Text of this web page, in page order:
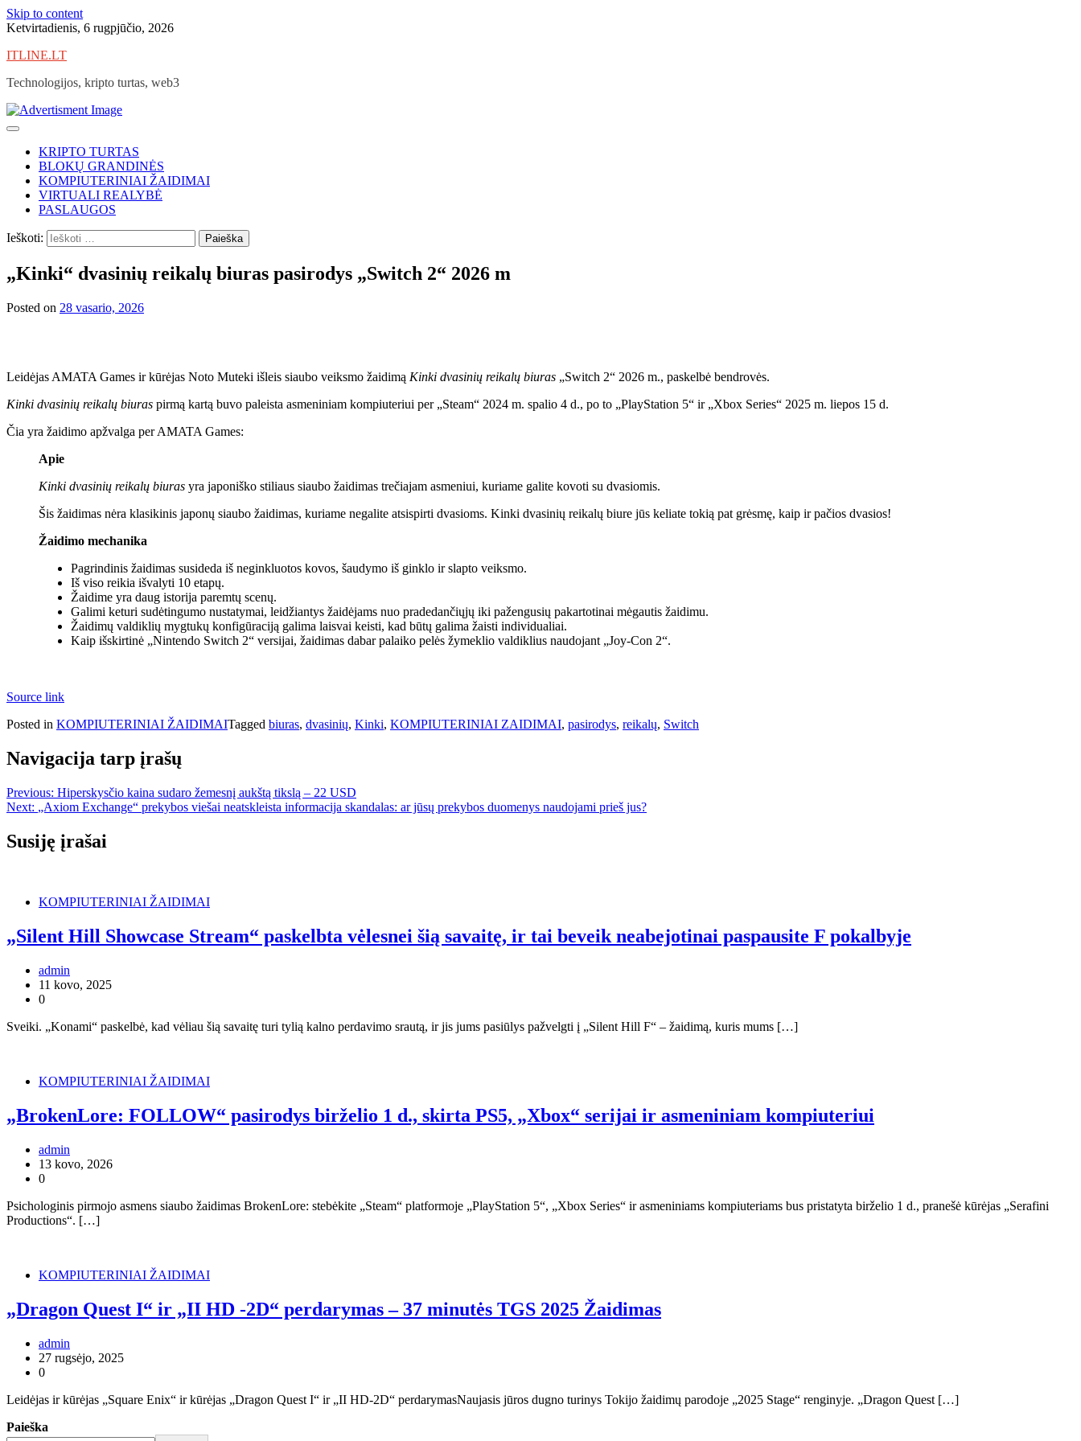
Skip to content
Ketvirtadienis, 6 rugpjūčio, 2026
ITLINE.LT
Technologijos, kripto turtas, web3
KRIPTO TURTAS
BLOKŲ GRANDINĖS
KOMPIUTERINIAI ŽAIDIMAI
VIRTUALI REALYBĖ
PASLAUGOS
Ieškoti:
„Kinki“ dvasinių reikalų biuras pasirodys „Switch 2“ 2026 m
Posted on 28 vasario, 2026
Leidėjas AMATA Games ir kūrėjas Noto Muteki išleis siaubo veiksmo žaidimą Kinki dvasinių reikalų biuras „Switch 2“ 2026 m., paskelbė bendrovės.
Kinki dvasinių reikalų biuras pirmą kartą buvo paleista asmeniniam kompiuteriui per „Steam“ 2024 m. spalio 4 d., po to „PlayStation 5“ ir „Xbox Series“ 2025 m. liepos 15 d.
Čia yra žaidimo apžvalga per AMATA Games:
Apie
Kinki dvasinių reikalų biuras yra japoniško stiliaus siaubo žaidimas trečiajam asmeniui, kuriame galite kovoti su dvasiomis.
Šis žaidimas nėra klasikinis japonų siaubo žaidimas, kuriame negalite atsispirti dvasioms. Kinki dvasinių reikalų biure jūs keliate tokią pat grėsmę, kaip ir pačios dvasios!
Žaidimo mechanika
Pagrindinis žaidimas susideda iš neginkluotos kovos, šaudymo iš ginklo ir slapto veiksmo.
Iš viso reikia išvalyti 10 etapų.
Žaidime yra daug istorija paremtų scenų.
Galimi keturi sudėtingumo nustatymai, leidžiantys žaidėjams nuo pradedančiųjų iki pažengusių pakartotinai mėgautis žaidimu.
Žaidimų valdiklių mygtukų konfigūraciją galima laisvai keisti, kad būtų galima žaisti individualiai.
Kaip išskirtinė „Nintendo Switch 2“ versijai, žaidimas dabar palaiko pelės žymeklio valdiklius naudojant „Joy-Con 2“.
Source link
Posted in KOMPIUTERINIAI ŽAIDIMAITagged biuras, dvasinių, Kinki, KOMPIUTERINIAI ZAIDIMAI, pasirodys, reikalų, Switch
Navigacija tarp įrašų
Previous: Hiperskysčio kaina sudaro žemesnį aukštą tikslą – 22 USD
Next: „Axiom Exchange“ prekybos viešai neatskleista informacija skandalas: ar jūsų prekybos duomenys naudojami prieš jus?
Susiję įrašai
KOMPIUTERINIAI ŽAIDIMAI
„Silent Hill Showcase Stream“ paskelbta vėlesnei šią savaitę, ir tai beveik neabejotinai paspausite F pokalbyje
admin
11 kovo, 2025
0
Sveiki. „Konami“ paskelbė, kad vėliau šią savaitę turi tylią kalno perdavimo srautą, ir jis jums pasiūlys pažvelgti į „Silent Hill F“ – žaidimą, kuris mums […]
KOMPIUTERINIAI ŽAIDIMAI
„BrokenLore: FOLLOW“ pasirodys birželio 1 d., skirta PS5, „Xbox“ serijai ir asmeniniam kompiuteriui
admin
13 kovo, 2026
0
Psichologinis pirmojo asmens siaubo žaidimas BrokenLore: stebėkite „Steam“ platformoje „PlayStation 5“, „Xbox Series“ ir asmeniniams kompiuteriams bus pristatyta birželio 1 d., pranešė kūrėjas „Serafini
Productions“. […]
KOMPIUTERINIAI ŽAIDIMAI
„Dragon Quest I“ ir „II HD -2D“ perdarymas – 37 minutės TGS 2025 Žaidimas
admin
27 rugsėjo, 2025
0
Leidėjas ir kūrėjas „Square Enix“ ir kūrėjas „Dragon Quest I“ ir „II HD-2D“ perdarymasNaujasis jūros dugno turinys Tokijo žaidimų parodoje „2025 Stage“ renginyje. „Dragon Quest […]
Paieška